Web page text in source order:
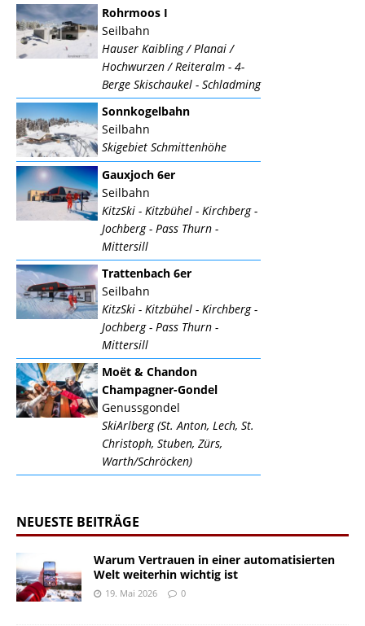
Rohrmoos I
Seilbahn
Hauser Kaibling / Planai /
Hochwurzen / Reiteralm - 4-
Berge Skischaukel - Schladming
Sonnkogelbahn
Seilbahn
Skigebiet Schmittenhöhe
Gauxjoch 6er
Seilbahn
KitzSki - Kitzbühel - Kirchberg -
Jochberg - Pass Thurn -
Mittersill
Trattenbach 6er
Seilbahn
KitzSki - Kitzbühel - Kirchberg -
Jochberg - Pass Thurn -
Mittersill
Moët & Chandon
Champagner-Gondel
Genussgondel
SkiArlberg (St. Anton, Lech, St.
Christoph, Stuben, Zürs,
Warth/Schröcken)
NEUESTE BEITRÄGE
Warum Vertrauen in einer automatisierten
Welt weiterhin wichtig ist
19. Mai 2026 0